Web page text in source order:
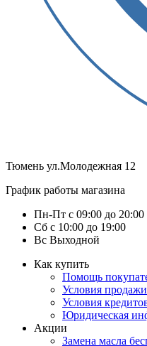
Тюмень ул.Молодежная 12
График работы магазина
Пн-Пт с 09:00 до 20:00
Сб с 10:00 до 19:00
Вс Выходной
Как купить
Помощь
Условия продажи
Условия
Юридическая
Акции
Замена масла